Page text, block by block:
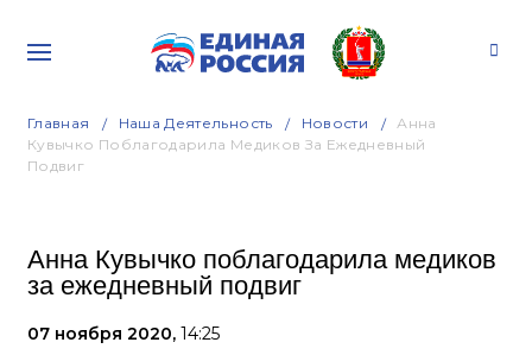
Главная Наша Деятельность Новости
Анна
Кувычко Поблагодарила Медиков За Ежедневный
Подвиг
Анна Кувычко поблагодарила медиков
за ежедневный подвиг
07 ноября 2020, 14:25